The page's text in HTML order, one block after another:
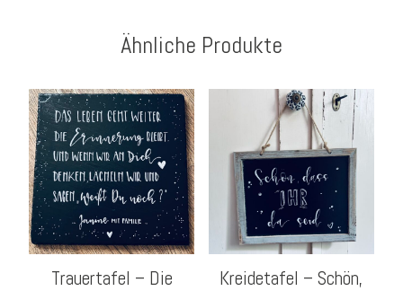
Ähnliche Produkte
Trauertafel – Die
Kreidetafel – Schön,